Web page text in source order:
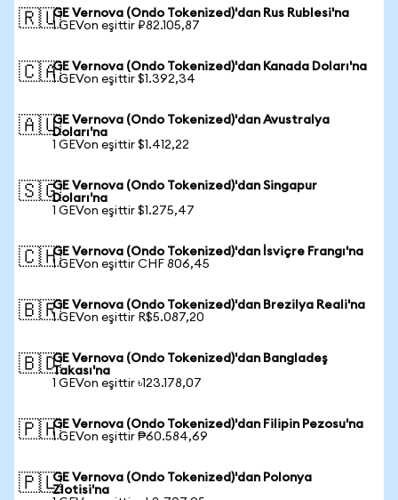
🇷🇺GE Vernova (Ondo Tokenized)'dan Rus Rublesi'na
1 GEVon eşittir ₽82.105,87
🇨🇦GE Vernova (Ondo Tokenized)'dan Kanada Doları'na
1 GEVon eşittir $1.392,34
🇦🇺GE Vernova (Ondo Tokenized)'dan Avustralya
Doları'na
1 GEVon eşittir $1.412,22
🇸🇬GE Vernova (Ondo Tokenized)'dan Singapur
Doları'na
1 GEVon eşittir $1.275,47
🇨🇭GE Vernova (Ondo Tokenized)'dan İsviçre Frangı'na
1 GEVon eşittir CHF 806,45
🇧🇷GE Vernova (Ondo Tokenized)'dan Brezilya Reali'na
1 GEVon eşittir R$5.087,20
🇧🇩GE Vernova (Ondo Tokenized)'dan Bangladeş
Takası'na
1 GEVon eşittir ৳123.178,07
🇵🇭GE Vernova (Ondo Tokenized)'dan Filipin Pezosu'na
1 GEVon eşittir ₱60.584,69
🇵🇱GE Vernova (Ondo Tokenized)'dan Polonya
Zlotisi'na